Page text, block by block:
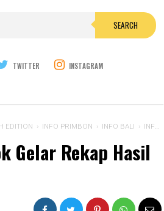
SEARCH
TWITTER INSTAGRAM
EDITION › INFO PRIMBON › INFO BALI › INFO BEKASI
Gelar Rekap Hasil